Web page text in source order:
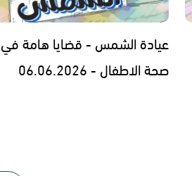
عيادة الشمس - قضايا هامة في
صحة الاطفال - 06.06.2026